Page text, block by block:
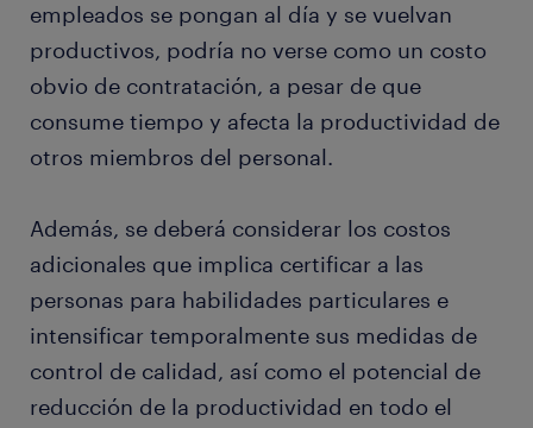
empleados se pongan al día y se vuelvan
productivos, podría no verse como un costo
obvio de contratación, a pesar de que
consume tiempo y afecta la productividad de
otros miembros del personal.
Además, se deberá considerar los costos
adicionales que implica certificar a las
personas para habilidades particulares e
intensificar temporalmente sus medidas de
control de calidad, así como el potencial de
reducción de la productividad en todo el